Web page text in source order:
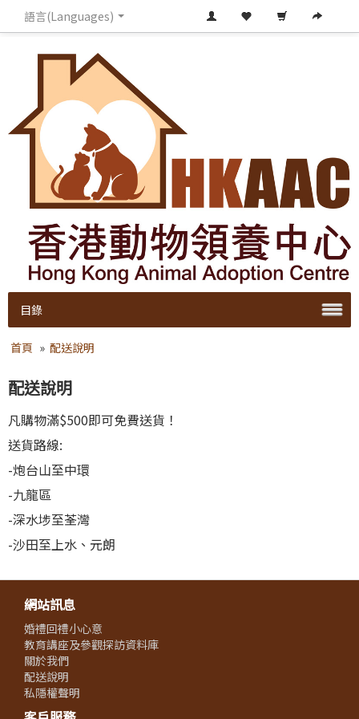
語言(Languages)
目錄
首頁 » 配送說明
配送說明
凡購物滿$500即可免費送貨！
送貨路線:
-炮台山至中環
-九龍區
-深水埗至荃灣
-沙田至上水、元朗
網站訊息
婚禮回禮小心意
教育講座及參觀探訪資料庫
關於我們
配送說明
私隱權聲明